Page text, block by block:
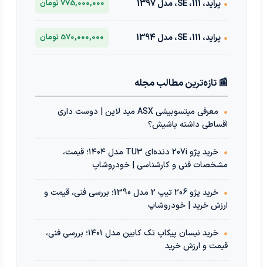
• پراید، 111، SE، مدل 1397 775,000,000 تومان
• پراید، 111، SE، مدل 1394 570,000,000 تومان
📰 تازه‌ترین مطالب مجله
•
معرفی میتسوبیشی ASX مید لاین | دوست داری
اقساطی داشته باشیش؟
•
خرید پژو 207i دنده‌ای TU3 مدل ۱۴۰۴؛ قیمت،
مشخصات فنی و کارشناسی | خودروشاپ
•
خرید پژو 206 تیپ 2 مدل 1390؛ بررسی فنی، قیمت و
ارزش خرید | خودروشاپ
•
خرید نیسان پیکاپ تک کابین مدل ۱۴۰۱؛ بررسی فنی،
قیمت و ارزش خرید